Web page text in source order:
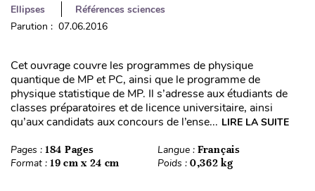
Ellipses
Références sciences
Parution : 07.06.2016
Cet ouvrage couvre les programmes de physique
quantique de MP et PC, ainsi que le programme de
physique statistique de MP. Il s’adresse aux étudiants de
classes préparatoires et de licence universitaire, ainsi
qu’aux candidats aux concours de l’ense... LIRE LA SUITE
Pages : 184 Pages Langue : Français
Format : 19 cm x 24 cm Poids : 0,362 kg